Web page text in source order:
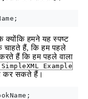
क्योंकि हमने यह स्पष्ट
चाहते हैं, कि हम पहले
हैं कि हम पहले वाला
Example
कर सकते हैं।